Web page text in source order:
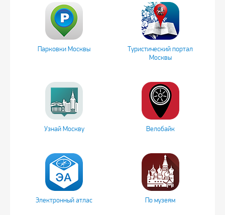
Парковки Москвы
Туристический портал
Москвы
Узнай Москву Велобайк
Электронный атлас По музеям